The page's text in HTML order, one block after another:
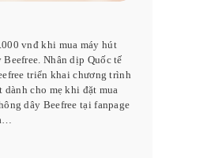
vnđ khi mua máy hút
Beefree. Nhân dịp Quốc tế
triển khai chương trình
dành cho mẹ khi đặt mua
dây Beefree tại fanpage